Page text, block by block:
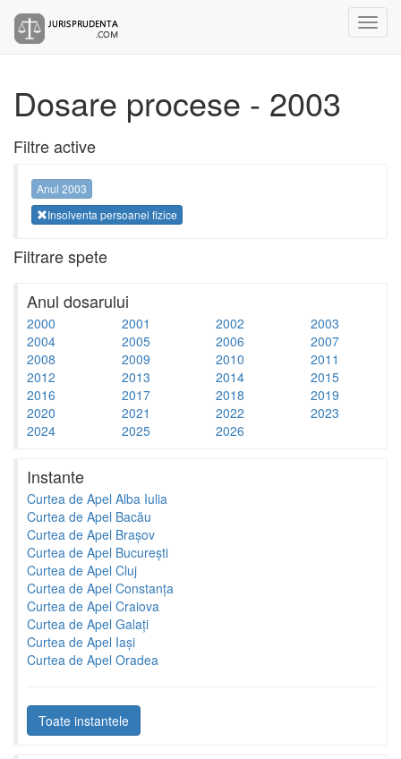
Dosare procese - 2003
Filtre active
Anul 2003
Insolventa persoanei fizice
Filtrare spete
Anul dosarului
2000 2001 2002
2003
2004
2005 2006
2007
2008
2009 2010
2011
2012
2013 2014
2015
2016
2017 2018
2019
2020
2021 2022
2023
2024
2025 2026
Instante
Curtea de Apel Alba Iulia
Curtea de Apel Bacău
Curtea de Apel Brașov
Curtea de Apel București
Curtea de Apel Cluj
Curtea de Apel Constanța
Curtea de Apel Craiova
Curtea de Apel Galați
Curtea de Apel Iași
Curtea de Apel Oradea
Toate instantele